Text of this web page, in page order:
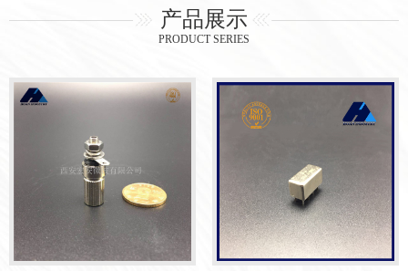
产品展示
PRODUCT SERIES